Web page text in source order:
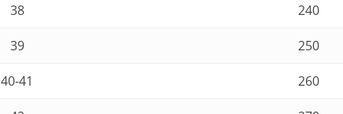
38 240
39 250
40-41 260